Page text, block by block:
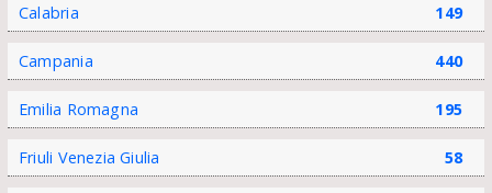
Calabria 149
Campania 440
Emilia Romagna 195
Friuli Venezia Giulia 58